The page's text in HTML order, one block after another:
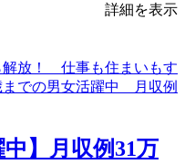
詳細を表示
中】月収例31万